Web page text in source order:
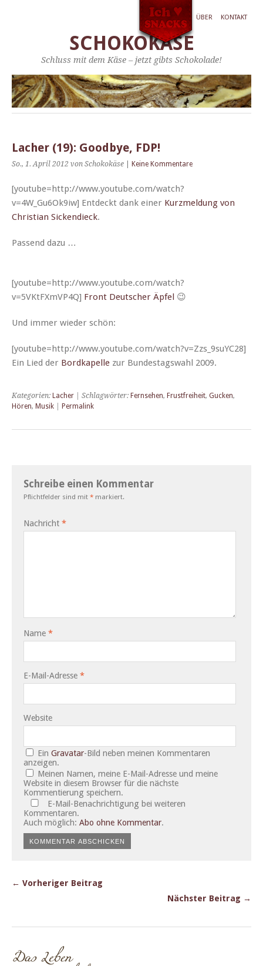
ÜBER KONTAKT
SCHOKOKÄSE
Schluss mit dem Käse – jetzt gibts Schokolade!
Lacher (19): Goodbye, FDP!
So., 1. April 2012 von Schokokäse Keine Kommentare
[youtube=http://www.youtube.com/watch?
v=4W_Gu6Ok9iw] Ent­deckt dank ein­er Kurzmel­dung von
Chris­t­ian Sick­endieck.
Passend dazu …
[youtube=http://www.youtube.com/watch?
v=5VKtFXmVP4Q] Front Deutsch­er Äpfel 😉
Und immer wieder schön:
[youtube=http://www.youtube.com/watch?v=Zzs_9suYC28]
Ein Lied der Bor­d­kapelle zur Bun­destagswahl 2009.
Kategorien: Lacher | Schlagwörter: Fernsehen, Frustfreiheit, Gucken,
Hören, Musik Permalink
Schreibe einen Kommentar
Pflichtfelder sind mit * markiert.
Nachricht *
Name *
E-Mail-Adresse *
Website
EinGravatar-Bild neben meinen Kommentaren
anzeigen.
Meinen Namen, meine E-Mail-Adresse und meine
Website in diesem Browser für die nächste
Kommentierung speichern.
E-Mail-Benachrichtigung bei weiteren
Kommentaren.
Auch möglich: Abo ohne Kommentar.
← Vorheriger Beitrag
Nächster Beitrag →